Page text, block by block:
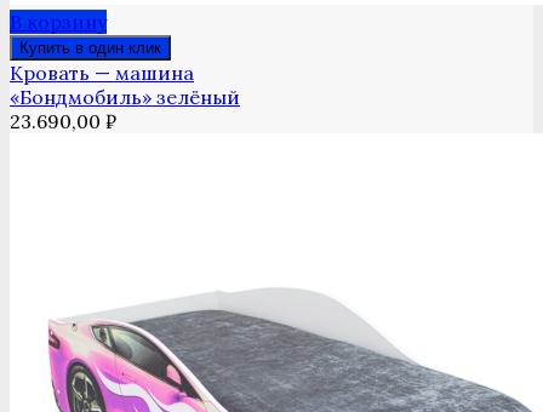
В корзину
Купить в один клик
Кровать — машина
«Бондмобиль» зелёный
23.690,00 ₽